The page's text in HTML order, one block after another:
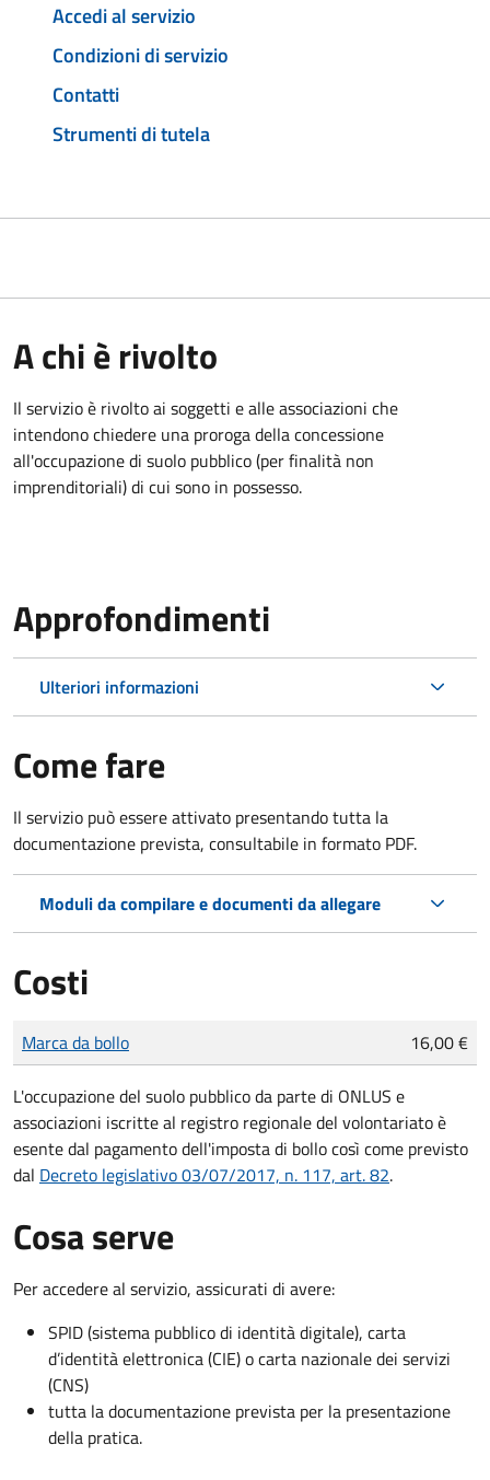
Accedi al servizio
Condizioni di servizio
Contatti
Strumenti di tutela
A chi è rivolto
Il servizio è rivolto ai soggetti e alle associazioni che
intendono chiedere una proroga della concessione
all'occupazione di suolo pubblico (per finalità non
imprenditoriali) di cui sono in possesso.
Approfondimenti
Ulteriori informazioni
Come fare
Il servizio può essere attivato presentando tutta la
documentazione prevista, consultabile in formato PDF.
Moduli da compilare e documenti da allegare
Costi
Tipo di pagamento
Importo
Marca da bollo 16,00 €
L'occupazione del suolo pubblico da parte di ONLUS e
associazioni iscritte al registro regionale del volontariato è
esente dal pagamento dell'imposta di bollo così come previsto
dal Decreto legislativo 03/07/2017, n. 117, art. 82.
Cosa serve
Per accedere al servizio, assicurati di avere:
SPID (sistema pubblico di identità digitale), carta
d’identità elettronica (CIE) o carta nazionale dei servizi
(CNS)
tutta la documentazione prevista per la presentazione
della pratica.